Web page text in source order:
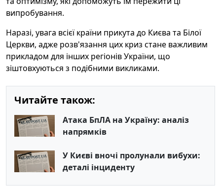
випробування.
Наразі, увага всієї країни прикута до Києва та Білої
Церкви, адже розв'язання цих криз стане важливим
прикладом для інших регіонів України, що
зіштовхуються з подібними викликами.
Читайте також:
Атака БпЛА на Україну: аналіз
напрямків
У Києві вночі пролунали вибухи:
деталі інциденту